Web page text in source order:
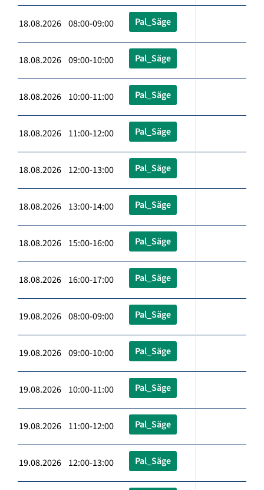
18.08.2026 08:00-09:00 Pal_Säge
18.08.2026 09:00-10:00 Pal_Säge
18.08.2026 10:00-11:00 Pal_Säge
18.08.2026 11:00-12:00 Pal_Säge
18.08.2026 12:00-13:00 Pal_Säge
18.08.2026 13:00-14:00 Pal_Säge
18.08.2026 15:00-16:00 Pal_Säge
18.08.2026 16:00-17:00 Pal_Säge
19.08.2026 08:00-09:00 Pal_Säge
19.08.2026 09:00-10:00 Pal_Säge
19.08.2026 10:00-11:00 Pal_Säge
19.08.2026 11:00-12:00 Pal_Säge
19.08.2026 12:00-13:00 Pal_Säge